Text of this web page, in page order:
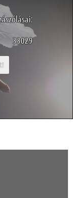
33029